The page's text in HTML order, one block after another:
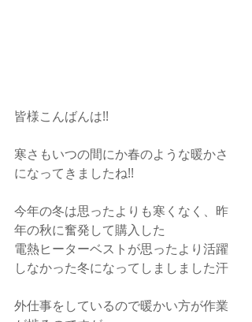
皆様こんばんは!!
寒さもいつの間にか春のような暖かさ
になってきましたね!!
今年の冬は思ったよりも寒くなく、昨
年の秋に奮発して購入した
電熱ヒーターベストが思ったより活躍
しなかった冬になってしましました汗
外仕事をしているので暖かい方が作業